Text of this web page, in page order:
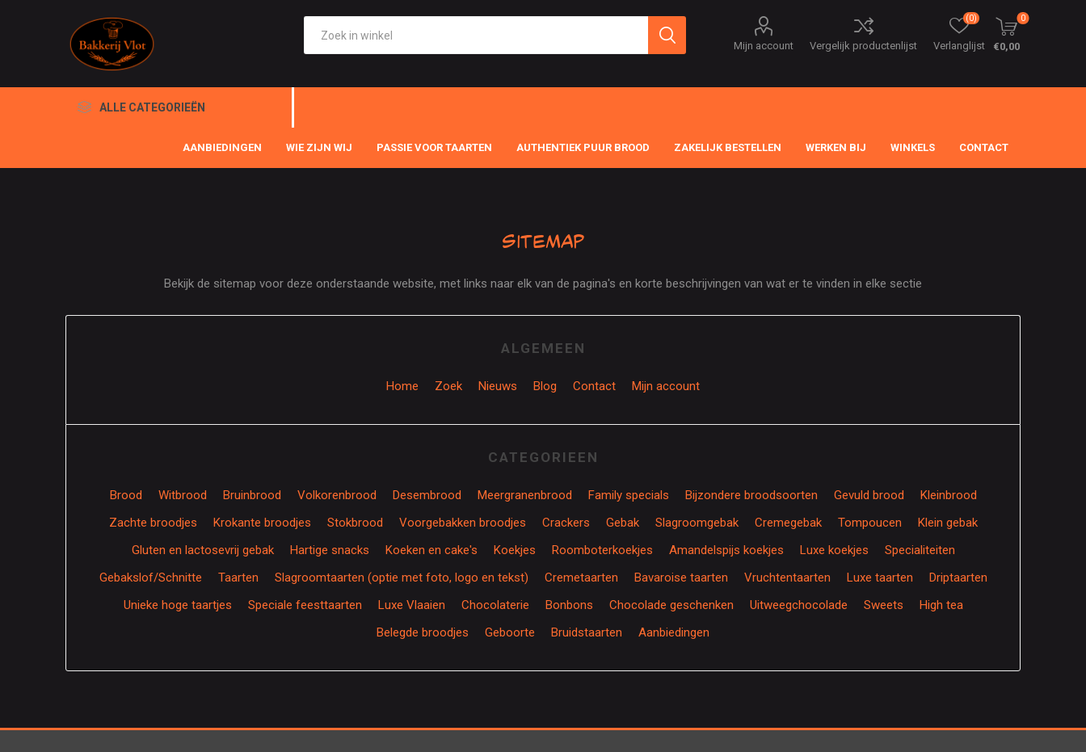
Mijn account Vergelijk productenlijst Verlanglijst
(0) 0
€0,00
ALLE CATEGORIEËN
AANBIEDINGEN WIE ZIJN WIJ PASSIE VOOR TAARTEN AUTHENTIEK PUUR BROOD ZAKELIJK BESTELLEN WERKEN BIJ WINKELS CONTACT
Sitemap
Bekijk de sitemap voor deze onderstaande website, met links naar elk van de pagina's en korte beschrijvingen van wat er te vinden in elke sectie
ALGEMEEN
Home Zoek Nieuws Blog Contact Mijn account
CATEGORIEEN
Brood Witbrood Bruinbrood Volkorenbrood Desembrood Meergranenbrood Family specials Bijzondere broodsoorten Gevuld brood
Kleinbrood
Zachte broodjes
Krokante broodjes Stokbrood Voorgebakken broodjes Crackers Gebak Slagroomgebak Cremegebak Tompoucen
Klein gebak
Gluten en lactosevrij gebak
Hartige snacks Koeken en cake's Koekjes Roomboterkoekjes Amandelspijs koekjes Luxe koekjes
Specialiteiten
Gebakslof/Schnitte
Taarten Slagroomtaarten (optie met foto, logo en tekst) Cremetaarten Bavaroise taarten Vruchtentaarten Luxe taarten
Driptaarten
Unieke hoge taartjes
Speciale feesttaarten Luxe Vlaaien Chocolaterie Bonbons Chocolade geschenken Uitweegchocolade Sweets
High tea
Belegde broodjes
Geboorte Bruidstaarten Aanbiedingen